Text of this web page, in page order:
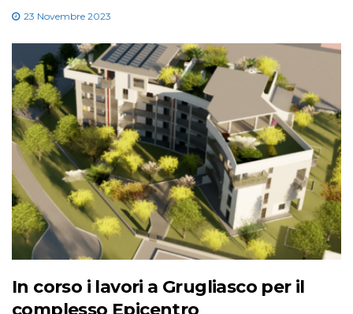
23 Novembre 2023
In corso i lavori a Grugliasco per il